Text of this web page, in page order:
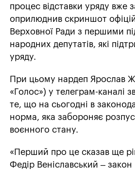
процес відставки уряду вже
оприлюднив скриншот
Верховної Ради з першими
народних депутатів, які
уряду.
При цьому нардеп Ярослав
«Голос») у телеграм-каналі
те, що на сьогодні в
норма, яка забороняє
воєнного стану.
«Перший про це сказав ще
Федір Веніславський –